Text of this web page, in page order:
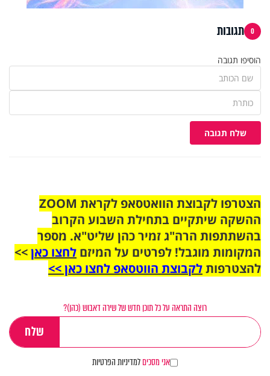
0 תגובות
הוסיפו תגובה
שלח תגובה
הצטרפו לקבוצת הוואטסאפ לקראת ZOOM
ההשקה שיתקיים בתחילת השבוע הקרוב
בהשתתפות הרה"ג זמיר כהן שליט"א. מספר
המקומות מוגבל! לפרטים על המיזם לחצו כאן>>
להצטרפותלקבוצת הווטסאפ לחצו כאן >>
רוצה התראה על כל תוכן חדש של שירה דאבוש (כהן)?
אני מסכיםלמדיניות הפרטיות